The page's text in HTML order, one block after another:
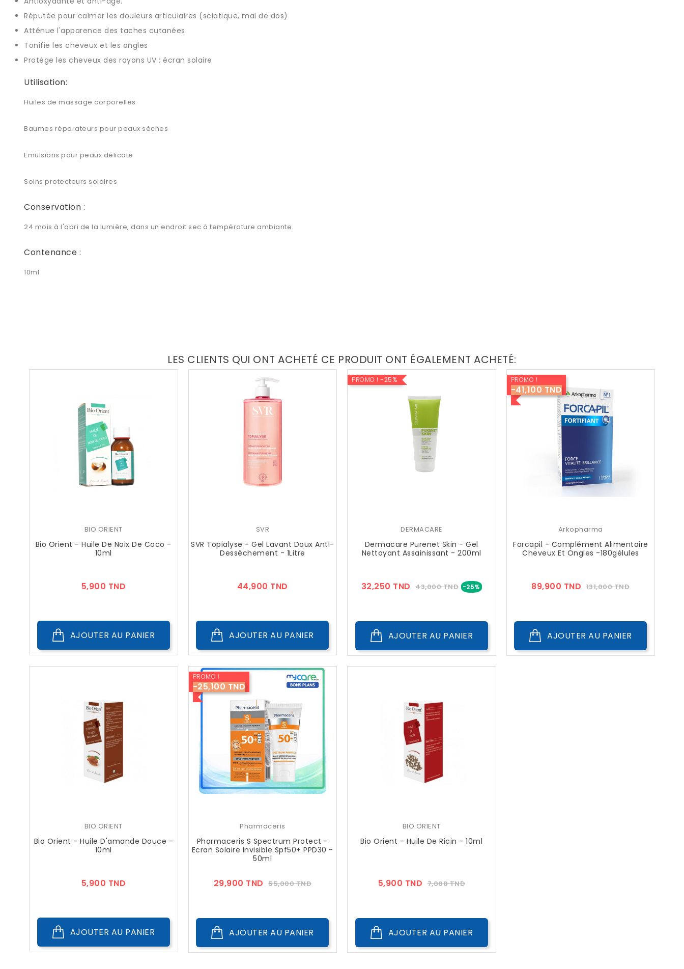
Réputée pour calmer les douleurs articulaires (sciatique, mal de dos)
Atténue l'apparence des taches cutanées
Tonifie les cheveux et les ongles
Protège les cheveux des rayons UV : écran solaire
Utilisation:
Huiles de massage corporelles
Baumes réparateurs pour peaux sèches
Emulsions pour peaux délicate
Soins protecteurs solaires
Conservation :
24 mois à l'abri de la lumière, dans un endroit sec à température ambiante.
Contenance :
10ml
LES CLIENTS QUI ONT ACHETÉ CE PRODUIT ONT ÉGALEMENT ACHETÉ:
BIO ORIENT
Bio Orient - Huile De Noix De Coco -
10ml
5,900 TND
AJOUTER AU PANIER
SVR
SVR Topialyse - Gel Lavant Doux Anti-
Dessèchement - 1Litre
44,900 TND
AJOUTER AU PANIER
PROMO ! -25%
DERMACARE
Dermacare Purenet Skin - Gel
Nettoyant Assainissant - 200ml
32,250 TND Prix
43,000 TND -25% Prix
AJOUTER AU PANIER
PROMO !
-41,100 TND
Arkopharma
Forcapil - Complément Alimentaire
Cheveux Et Ongles -180gélules
89,900 TND Prix
131,000 TNDPrix
AJOUTER AU PANIER
BIO ORIENT
Bio Orient - Huile D'amande Douce -
10ml
5,900 TND
AJOUTER AU PANIER
PROMO !
-25,100 TND
Pharmaceris
Pharmaceris S Spectrum Protect -
Ecran Solaire Invisible Spf50+ PPD30 -
50ml
29,900 TND Prix
55,000 TNDPrix
AJOUTER AU PANIER
BIO ORIENT
Bio Orient - Huile De Ricin - 10ml
5,900 TND Prix
7,000 TNDPrix
AJOUTER AU PANIER